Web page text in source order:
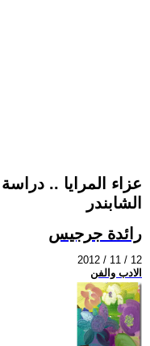
عزاء المرايا ..
الشابندر
رائدة جرجيس
2012 / 11 / 12
الادب والفن